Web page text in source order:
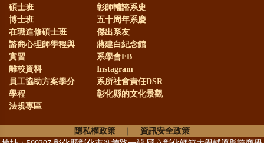
校112年度新進教師執行國科會計畫
獎勵
本系謝麗紅老師、趙淑
珠老師、王翊涵老師與謝毅興老
師，榮獲本校112年度產學合作績優
碩士班
博士班
在職進修碩士班
諮商心理師學程與
實習
離校資料
員工協助方案學分
學程
法規專區
彰師輔諮系史
五十周年系慶
傑出系友
蔣建白紀念館
系學會FB
Instagram
系所社會責任DSR
彰化縣的文化景觀
隱私權政策
資訊安全政策